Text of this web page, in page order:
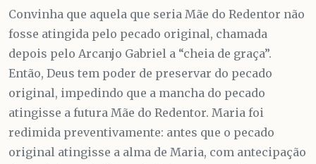
Convinha que aquela que seria Mãe do Redentor não
fosse atingida pelo pecado original, chamada
depois pelo Arcanjo Gabriel a “cheia de graça”.
Então, Deus tem poder de preservar do pecado
original, impedindo que a mancha do pecado
atingisse a futura Mãe do Redentor. Maria foi
redimida preventivamente: antes que o pecado
original atingisse a alma de Maria, com antecipação